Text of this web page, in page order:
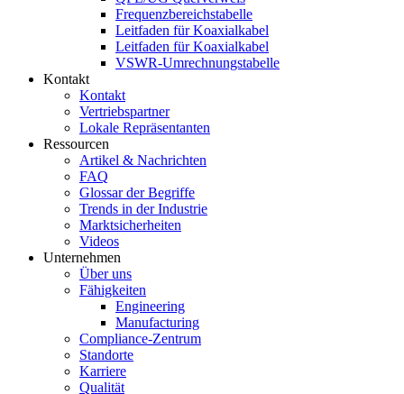
Frequenzbereichstabelle
Leitfaden für Koaxialkabel
Leitfaden für Koaxialkabel
VSWR-Umrechnungstabelle
Kontakt
Kontakt
Vertriebspartner
Lokale Repräsentanten
Ressourcen
Artikel & Nachrichten
FAQ
Glossar der Begriffe
Trends in der Industrie
Marktsicherheiten
Videos
Unternehmen
Über uns
Fähigkeiten
Engineering
Manufacturing
Compliance-Zentrum
Standorte
Karriere
Qualität